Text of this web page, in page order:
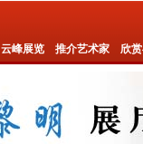
云峰展览 推介艺术家 欣